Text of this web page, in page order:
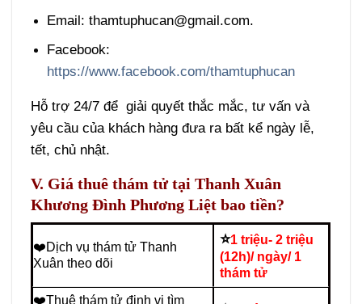
Email: thamtuphucan@gmail.com.
Facebook:
https://www.facebook.com/thamtuphucan
Hỗ trợ 24/7 để giải quyết thắc mắc, tư vấn và
yêu cầu của khách hàng đưa ra bất kể ngày lễ,
tết, chủ nhật.
V. Giá thuê thám tử tại Thanh Xuân
Khương Đình Phương Liệt bao tiền?
❤️Dịch vụ thám tử Thanh
Xuân theo dõi
⭐1 triệu- 2 triệu
(12h)/ ngày/ 1
thám tử
❤️Thuê thám tử định vị tìm